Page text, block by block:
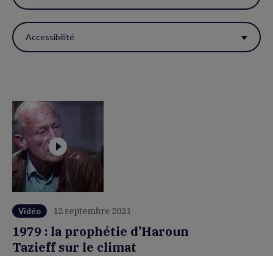
Accessibilité
Vidéo 12 septembre 2021
1979 : la prophétie d’Haroun
Tazieff sur le climat